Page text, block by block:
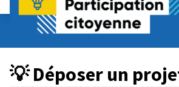
Budget Participatif ADULTE 2024
💡 Déposer un projet
💡 Déposer un